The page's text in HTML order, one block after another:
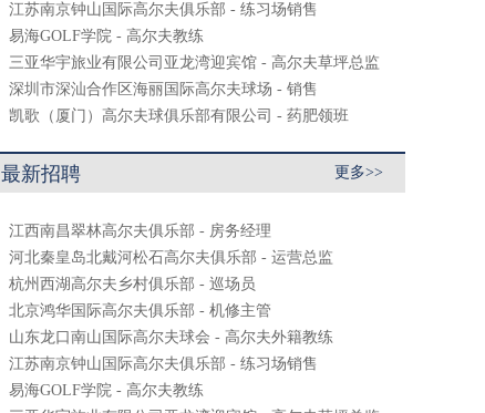
江苏南京钟山国际高尔夫俱乐部 - 练习场销售
易海GOLF学院 - 高尔夫教练
三亚华宇旅业有限公司亚龙湾迎宾馆 - 高尔夫草坪总监
深圳市深汕合作区海丽国际高尔夫球场 - 销售
凯歌（厦门）高尔夫球俱乐部有限公司 - 药肥领班
最新招聘 更多>>
江西南昌翠林高尔夫俱乐部 - 房务经理
河北秦皇岛北戴河松石高尔夫俱乐部 - 运营总监
杭州西湖高尔夫乡村俱乐部 - 巡场员
北京鸿华国际高尔夫俱乐部 - 机修主管
山东龙口南山国际高尔夫球会 - 高尔夫外籍教练
江苏南京钟山国际高尔夫俱乐部 - 练习场销售
易海GOLF学院 - 高尔夫教练